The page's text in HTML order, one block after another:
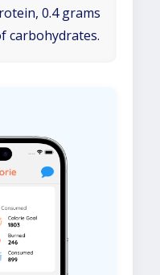
0.4 grams
carbohydrates.